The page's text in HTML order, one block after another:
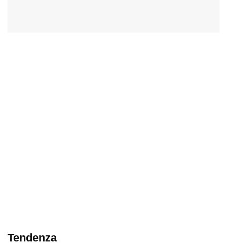
Tendenza